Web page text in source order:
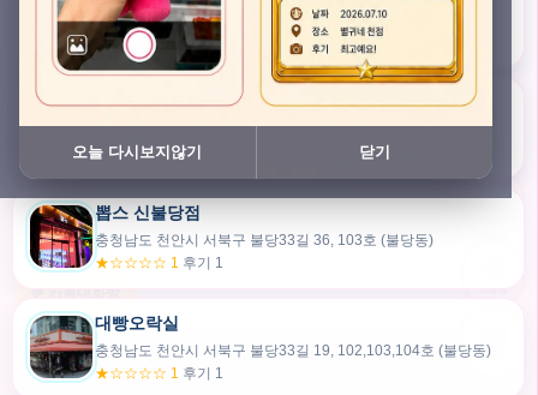
충청남도 천안시 서북구 불당33길 47, 106호 (불당동)
★☆☆☆☆ 1 후기 1
쿠보 신불당점
충청남도 천안시 서북구 불당33길 35, 105호 (불당동)
★★★☆☆ 2.5후기 2
뽑스 신불당점
충청남도 천안시 서북구 불당33길 36, 103호 (불당동)
★☆☆☆☆ 1 후기 1
대빵오락실
충청남도 천안시 서북구 불당33길 19, 102,103,104호 (불당동)
★☆☆☆☆ 1 후기 1
30m
내위치
💬 카톡대화방
오늘 다시보지않기 닫기